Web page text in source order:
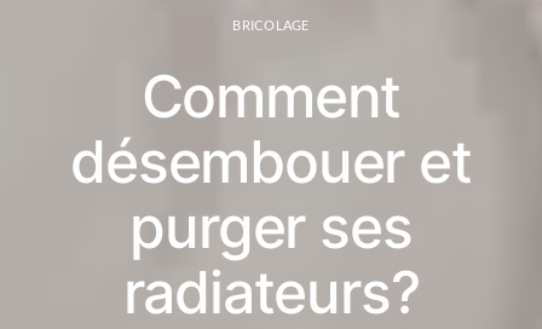
BRICOLAGE
Comment
désembouer et
purger ses
radiateurs?